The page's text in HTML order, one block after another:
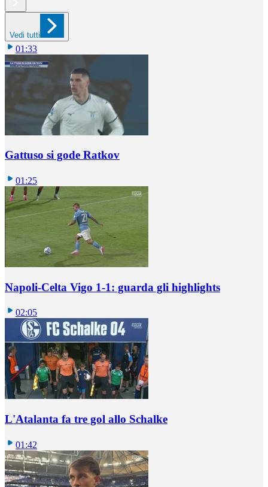
Vedi tutti
01:33
Gattuso si gode Ratkov
01:25
Napoli-Celta Vigo 1-1: guarda gli highlights
02:05
L'Atalanta fa tre gol allo Schalke
01:42